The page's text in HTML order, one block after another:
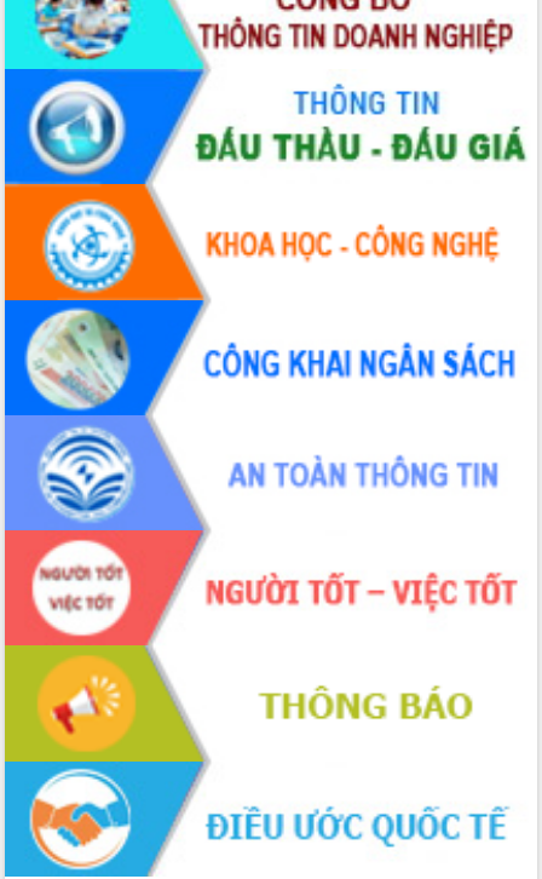
Đắk Lắk nỗ lực thúc đẩy tăng trưởng
kinh tế từ 10% trở lên trong Quý
II/2026
Đắk Lắk ký kết thỏa thuận hợp tác về
chuyển đổi số giai đoạn 2026 – 2030
với Tập đoàn Bưu chính Viễn thông
Việt Nam
Thứ trưởng Bộ Y tế làm việc với tỉnh
Đắk Lắk về phát triển nhân lực y tế
cho trạm y tế cấp xã
Du lịch Đắk Lắk nâng tầm trải nghiệm
du khách thông qua Hệ thống cơ sở dữ
liệu và Bản đồ số
Tập huấn ứng dụng trí tuệ nhân tạo (AI)
trong thương mại điện tử năm 2026
Đoàn đại biểu Quốc hội tỉnh Đắk Lắk
trao đổi thông tin trước Kỳ họp thứ
nhất, Quốc hội khóa XVI
Quyết liệt cải cách hành chính, khơi
thông nguồn lực phát triển
Nâng cao hiệu lực, hiệu quả HĐND
tỉnh thông qua hiện đại hóa hành chính
Xã Ea Phê gắn cải cách hành chính với
chuyển đổi số
Phó Chủ tịch Thường trực UBND tỉnh
Hồ Thị Nguyên Thảo làm việc tại Trung
tâm Phục vụ hành chính công xã Ea
Phê
Xây dựng nền hành chính số đồng
hành cùng nông dân dân, doanh nghiệp
Giai đoạn 2026-2030, Đắk Lắk phấn
đấu có 77% xã đạt chuẩn nông thôn
mới